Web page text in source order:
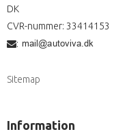
DK
CVR-nummer: 33414153
:
Sitemap
Information